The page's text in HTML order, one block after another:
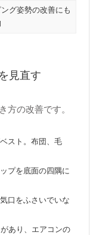
グ姿勢の改善にも
見直す
方の改善です。
スト。布団、毛
プを底面の四隅に
口をふさいでいな
あり、エアコンの